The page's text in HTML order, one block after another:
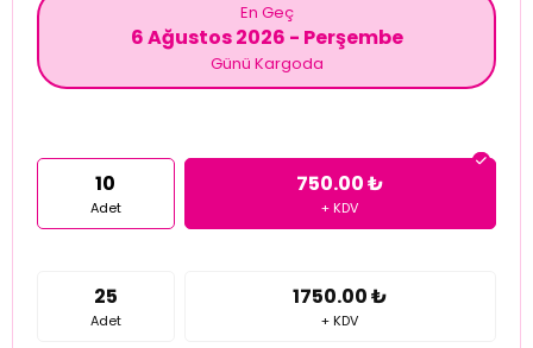
En Geç
6 Ağustos 2026 - Perşembe
Günü Kargoda
10
Adet
750.00 ₺
+ KDV
25
Adet
1750.00 ₺
+ KDV